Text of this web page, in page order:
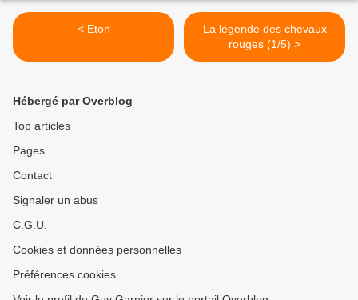
< Eton
La légende des chevaux
rouges (1/5) >
Hébergé par Overblog
Top articles
Pages
Contact
Signaler un abus
C.G.U.
Cookies et données personnelles
Préférences cookies